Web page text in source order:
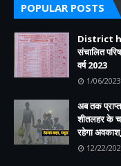
POPULAR POSTS
District
संचालित
वर्ष 2023
1/06/
अब तक
शीतलहर के
रहेगा
12/22/